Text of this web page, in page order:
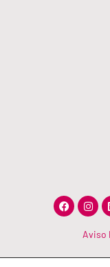
F
a
c
o
I
n
s
t
a
r
Aviso